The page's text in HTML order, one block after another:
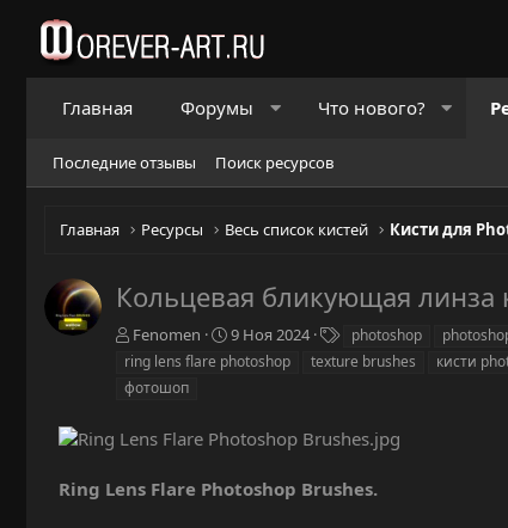
Главная Форумы Что нового?
Последние отзывы Поиск ресурсов
Главная Ресурсы Весь список кистей Кисти для
Кольцевая бликующая линза
А
в
о
Fenomen
Д
а
о
д
9 Ноя 2024
е
photoshop
ring lens flare photoshop
texture brushes кисти
фотошоп
Ring Lens Flare Photoshop Brushes.